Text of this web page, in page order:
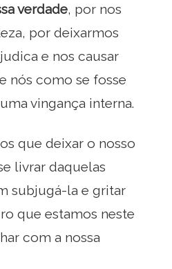
verdade, por nos
por deixarmos
e nos causar
nós como se fosse
vingança interna.
que deixar o nosso
livrar daquelas
subjugá-la e gritar
que estamos neste
com a nossa